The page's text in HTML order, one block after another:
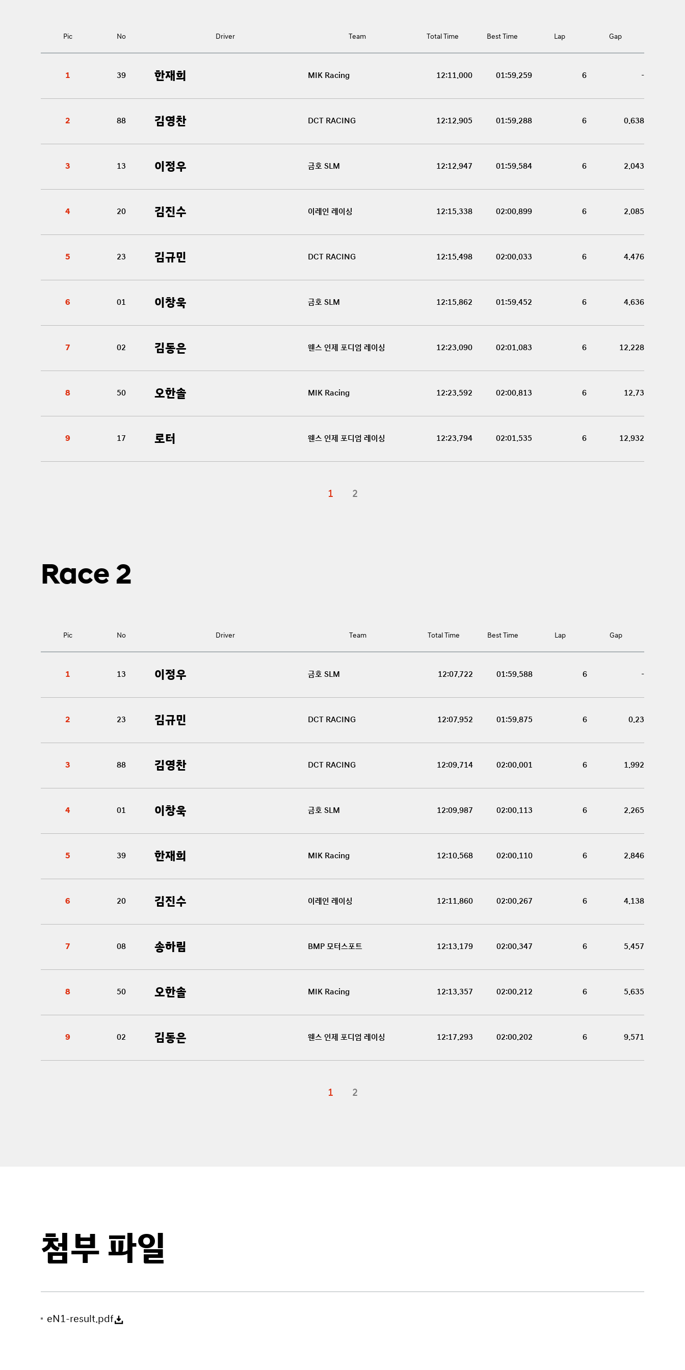
Pic No Driver Team Total Time Best Time Lap Gap
1 39 한재희 MIK Racing 12:11.000 01:59.259 6 -
2 88 김영찬 DCT RACING 12:12.905 01:59.288 6 0.638
3 13 이정우 금호 SLM 12:12.947 01:59.584 6 2.043
4 20 김진수 이레인 레이싱 12:15.338 02:00.899 6 2.085
5 23 김규민 DCT RACING 12:15.498 02:00.033 6 4.476
6 01 이창욱 금호 SLM 12:15.862 01:59.452 6 4.636
7 02 김동은 웬스 인제 포디엄 레이싱 12:23.090 02:01.083 6 12.228
8 50 오한솔 MIK Racing 12:23.592 02:00.813 6 12.73
9 17 로터 웬스 인제 포디엄 레이싱 12:23.794 02:01.535 6 12.932
1 2
Race 2
Pic No Driver Team Total Time Best Time Lap Gap
1 13 이정우 금호 SLM 12:07.722 01:59.588 6 -
2 23 김규민 DCT RACING 12:07.952 01:59.875 6 0.23
3 88 김영찬 DCT RACING 12:09.714 02:00.001 6 1.992
4 01 이창욱 금호 SLM 12:09.987 02:00.113 6 2.265
5 39 한재희 MIK Racing 12:10.568 02:00.110 6 2.846
6 20 김진수 이레인 레이싱 12:11.860 02:00.267 6 4.138
7 08 송하림 BMP 모터스포트 12:13.179 02:00.347 6 5.457
8 50 오한솔 MIK Racing 12:13.357 02:00.212 6 5.635
9 02 김동은 웬스 인제 포디엄 레이싱 12:17.293 02:00.202 6 9.571
1 2
첨부 파일
eN1-result.pdf